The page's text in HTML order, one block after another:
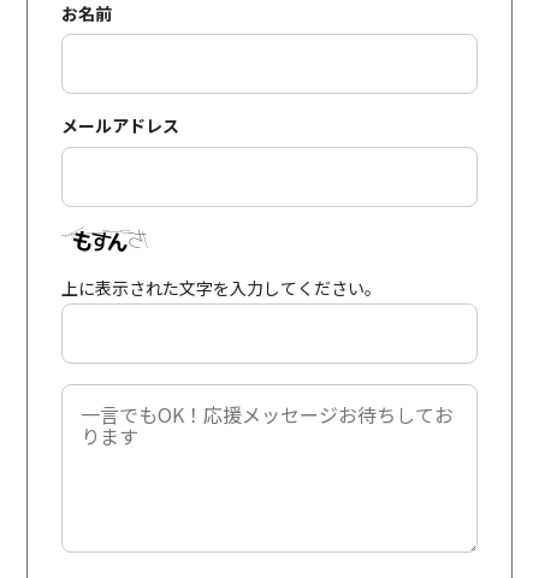
お名前
メールアドレス
上に表示された文字を入力してください。